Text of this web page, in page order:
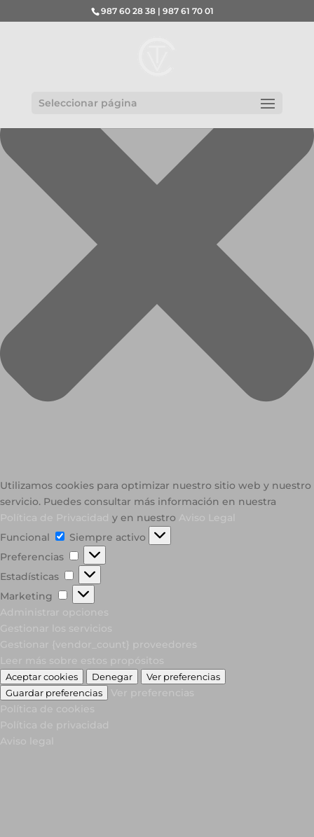
Gestionar el consentimiento de las cookies
Utilizamos cookies para optimizar nuestro sitio web y nuestro
servicio. Puedes consultar más información en nuestra
y en nuestro
Funcional
Funcional
Siempre activo
Preferencias
Preferencias
Estadísticas
Estadísticas
Marketing
Marketing
Aceptar cookies Denegar
Ver preferencias
Guardar preferencias
987 60 28 38 | 987 61 70 01
Seleccionar página